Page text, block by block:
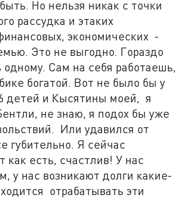
Но нельзя никак с точки
рассудка и этаких
экономических -
Это не выгодно. Гораздо
Сам на себя работаешь,
богатой. Вот не было бы у
детей и Кысятины моей, я
не знаю, я подох бы уже
Или удавился от
губительно. Я сейчас
как есть, счастлив! У нас
у нас возникают долги какие-
отрабатывать эти